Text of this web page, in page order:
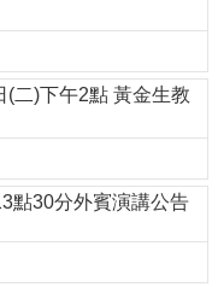
(二)下午2點 黃金生教
點30分外賓演講公告